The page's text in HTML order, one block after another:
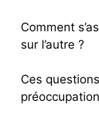
Comment
sur l’autre ?
Ces